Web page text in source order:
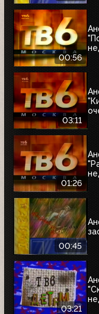
00:56
03:11
01:26
00:45
03:21